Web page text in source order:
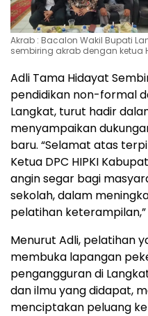
Akrab : Bacalon Wakil Bupati
sembiring akrab dengan ketua
Adli Tama Hidayat
pendidikan non-formal
Langkat, turut hadir
menyampaikan
baru. “Selamat atas
Ketua DPC HIPKI
angin segar bagi
sekolah, dalam
pelatihan
Menurut Adli, pelatihan
membuka lapangan
pengangguran di
dan ilmu yang didapat,
menciptakan peluang